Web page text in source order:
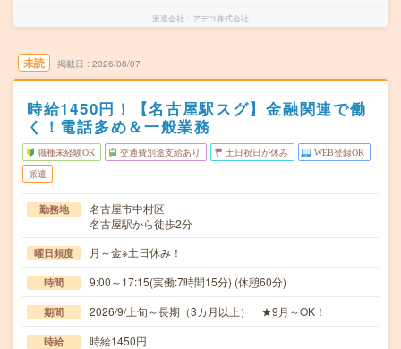
派遣会社 アデコ株式会社
未読 掲載日 2026/08/07
時給1450円！【名古屋駅スグ】金融関連で働
く！電話多め＆一般業務
職種未経験OK 交通費別途支給あり 土日祝日が休み WEB登録OK
派遣
勤務地
名古屋市中村区
名古屋駅から徒歩2分
曜日頻度 月～金※土日休み！
時間 9:00～17:15(実働:7時間15分) (休憩60分)
期間 2026/9/上旬～長期（3カ月以上） ★9月～OK！
時給 時給1450円